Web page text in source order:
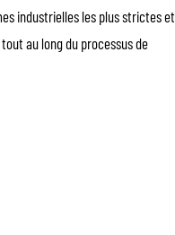
industrielles les plus strictes et
au long du processus de